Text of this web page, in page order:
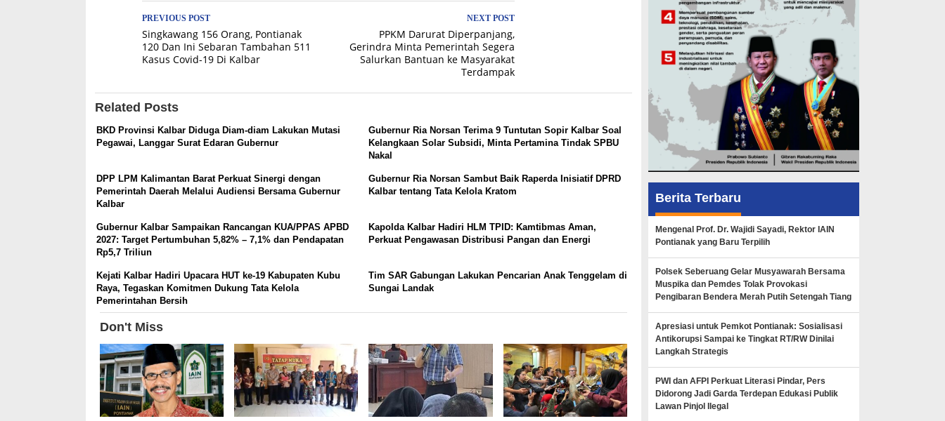
Post
navigation
PREVIOUS POST
Singkawang 156 Orang, Pontianak
120 Dan Ini Sebaran Tambahan 511
Kasus Covid-19 Di Kalbar
NEXT POST
PPKM Darurat Diperpanjang,
Gerindra Minta Pemerintah Segera
Salurkan Bantuan ke Masyarakat
Terdampak
Related Posts
BKD Provinsi Kalbar Diduga Diam-diam Lakukan Mutasi
Pegawai, Langgar Surat Edaran Gubernur
Gubernur Ria Norsan Terima 9 Tuntutan Sopir Kalbar Soal
Kelangkaan Solar Subsidi, Minta Pertamina Tindak SPBU
Nakal
DPP LPM Kalimantan Barat Perkuat Sinergi dengan
Pemerintah Daerah Melalui Audiensi Bersama Gubernur
Kalbar
Gubernur Ria Norsan Sambut Baik Raperda Inisiatif DPRD
Kalbar tentang Tata Kelola Kratom
Gubernur Kalbar Sampaikan Rancangan KUA/PPAS APBD
2027: Target Pertumbuhan 5,82% – 7,1% dan Pendapatan
Rp5,7 Triliun
Kapolda Kalbar Hadiri HLM TPID: Kamtibmas Aman,
Perkuat Pengawasan Distribusi Pangan dan Energi
Kejati Kalbar Hadiri Upacara HUT ke-19 Kabupaten Kubu
Raya, Tegaskan Komitmen Dukung Tata Kelola
Pemerintahan Bersih
Tim SAR Gabungan Lakukan Pencarian Anak Tenggelam di
Sungai Landak
Don't Miss
Berita Terbaru
Mengenal Prof. Dr. Wajidi Sayadi, Rektor IAIN
Pontianak yang Baru Terpilih
Polsek Seberuang Gelar Musyawarah Bersama
Muspika dan Pemdes Tolak Provokasi
Pengibaran Bendera Merah Putih Setengah Tiang
Apresiasi untuk Pemkot Pontianak: Sosialisasi
Antikorupsi Sampai ke Tingkat RT/RW Dinilai
Langkah Strategis
PWI dan AFPI Perkuat Literasi Pindar, Pers
Didorong Jadi Garda Terdepan Edukasi Publik
Lawan Pinjol Ilegal